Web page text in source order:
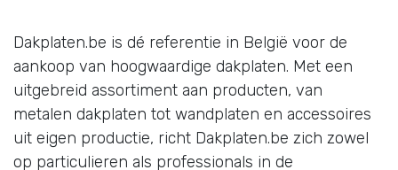
Dakplaten.be is dé referentie in België voor de
aankoop van hoogwaardige dakplaten. Met een
uitgebreid assortiment aan producten, van
metalen dakplaten tot wandplaten en accessoires
uit eigen productie, richt Dakplaten.be zich zowel
op particulieren als professionals in de